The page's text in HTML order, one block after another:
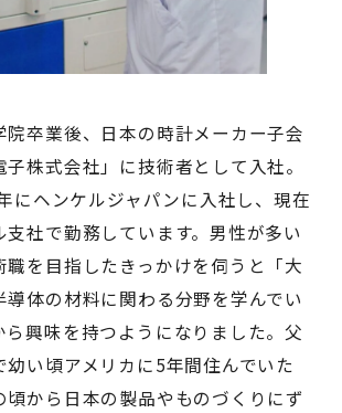
院卒業後、日本の時計メーカー子会
株式会社」に技術者として入社。
にヘンケルジャパンに入社し、現在
支社で勤務しています。男性が多い
職を目指したきっかけを伺うと「大
体の材料に関わる分野を学んでい
ら興味を持つようになりました。父
幼い頃アメリカに5年間住んでいた
頃から日本の製品やものづくりにず